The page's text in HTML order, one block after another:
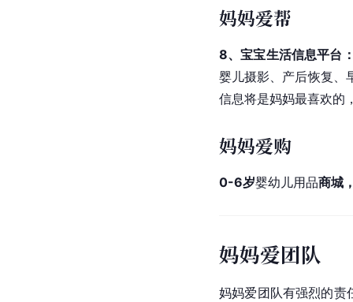
妈妈爱帮
8、宝宝生活信息平台
婴儿摄影、产后恢复、
信息将是妈妈最喜欢的
妈妈爱购
0-6岁婴幼儿用品商城
妈妈爱团队
妈妈爱团队有强烈的责